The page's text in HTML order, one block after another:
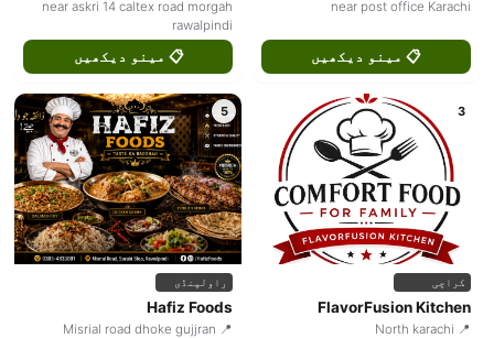
near post office Karachi
📋 مینو دیکھیں
near askri 14 caltex road morgah
rawalpindi
📋 مینو دیکھیں
3
کراچی
FlavorFusion Kitchen
📍 North karachi
5
راولپنڈی
Hafiz Foods
📍 Misrial road dhoke gujjran